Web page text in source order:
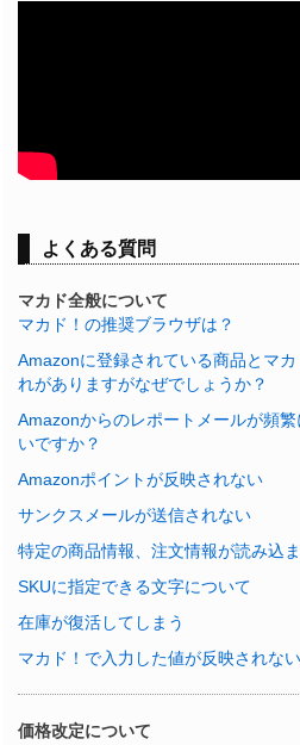
よくある質問
マカド全般について
マカド！の推奨ブラウザは？
Amazonに登録されている商品とマ
れがありますがなぜでしょうか？
Amazonからのレポートメールが頻
いですか？
Amazonポイントが反映されない
サンクスメールが送信されない
特定の商品情報、注文情報が読み込
SKUに指定できる文字について
在庫が復活してしまう
マカド！で入力した値が反映されない
価格改定について